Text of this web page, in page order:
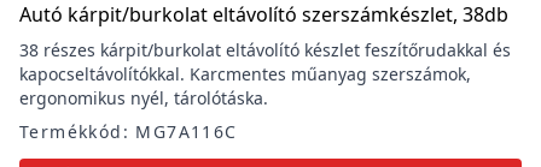
Autó kárpit/burkolat eltávolító szerszámkészlet, 38db
38 részes kárpit/burkolat eltávolító készlet feszítőrudakkal és
kapocseltávolítókkal. Karcmentes műanyag szerszámok,
ergonomikus nyél, tárolótáska.
Termékkód: MG7A116C